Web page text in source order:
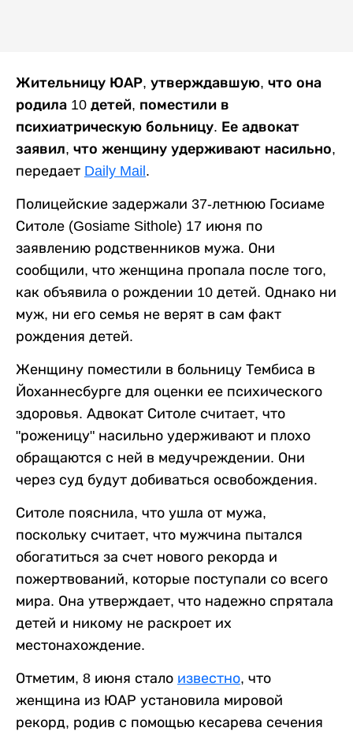
Жительницу ЮАР, утверждавшую, что она
родила 10 детей, поместили в
психиатрическую больницу. Ее адвокат
заявил, что женщину удерживают насильно,
передает Daily Mail.
Полицейские задержали 37-летнюю Госиаме
Ситоле (​Gosiame Sithole) 17 июня по
заявлению родственников мужа. Они
сообщили, что женщина пропала после того,
как объявила о рождении 10 детей. Однако ни
муж, ни его семья не верят в сам факт
рождения детей.
Женщину поместили в больницу Тембиса в
Йоханнесбурге для оценки ее психического
здоровья. Адвокат Ситоле считает, что
"роженицу" насильно удерживают и плохо
обращаются с ней в медучреждении. Они
через суд будут добиваться освобождения.
Ситоле пояснила, что ушла от мужа,
поскольку считает, что мужчина пытался
обогатиться за счет нового рекорда и
пожертвований, которые поступали со всего
мира. Она утверждает, что надежно спрятала
детей и никому не раскроет их
местонахождение.
Отметим, 8 июня стало известно, что
женщина из ЮАР установила мировой
рекорд, родив с помощью кесарева сечения